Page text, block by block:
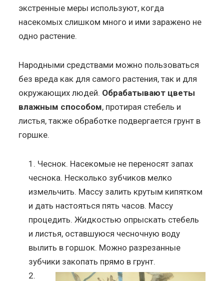
экстренные меры используют, когда
насекомых слишком много и ими заражено не
одно растение.
Народными средствами можно пользоваться
без вреда как для самого растения, так и для
окружающих людей. Обрабатывают цветы
влажным способом, протирая стебель и
листья, также обработке подвергается грунт в
горшке.
Чеснок. Насекомые не переносят запах
чеснока. Несколько зубчиков мелко
измельчить. Массу залить крутым кипятком
и дать настояться пять часов. Массу
процедить. Жидкостью опрыскать стебель
и листья, оставшуюся чесночную воду
вылить в горшок. Можно разрезанные
зубчики закопать прямо в грунт.